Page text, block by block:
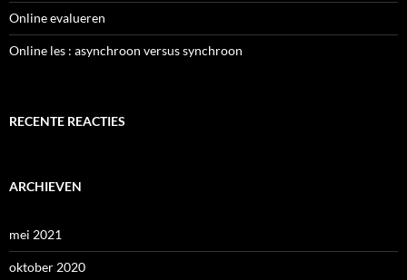
Online evalueren
Online les : asynchroon versus synchroon
RECENTE REACTIES
ARCHIEVEN
mei 2021
oktober 2020